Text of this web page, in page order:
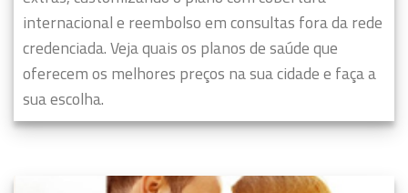
internacional e reembolso em consultas fora da rede
credenciada. Veja quais os planos de saúde que
oferecem os melhores preços na sua cidade e faça a
sua escolha.